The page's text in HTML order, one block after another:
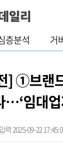
층분석 거
] ①브랜
…‘임대업
입력 2025-09-22